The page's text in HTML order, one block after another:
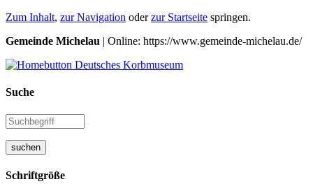
Zum Inhalt, zur Navigation oderzur Startseite springen.
Gemeinde Michelau | Online: https://www.gemeinde-michelau.de/
Suche
suchen
Schriftgröße